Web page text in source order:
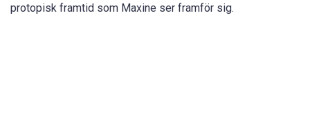
protopisk framtid som Maxine ser framför sig.